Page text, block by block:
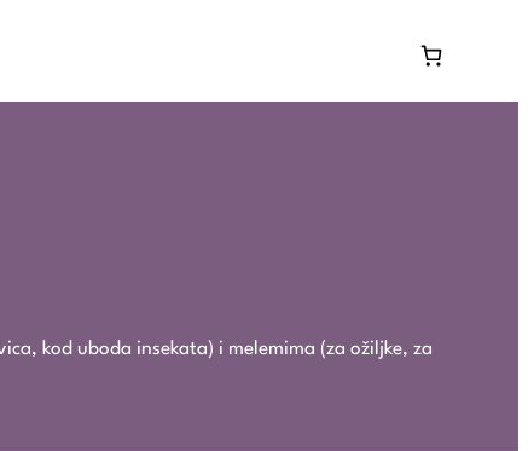
kod uboda insekata) i melemima (za ožiljke, za